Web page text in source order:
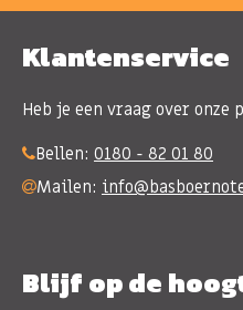
Klantenservice
Heb je een vraag over
Bellen: 0180 - 82 01 80
Mailen:
Blijf op de